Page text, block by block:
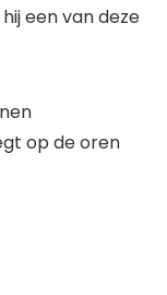
een van deze
op de oren